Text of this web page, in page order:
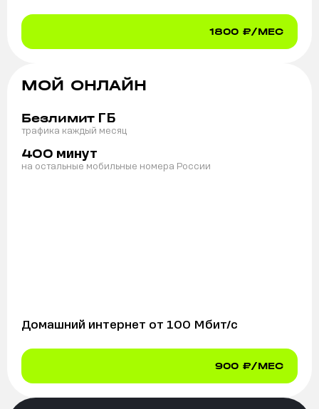
1800 ₽/МЕС
МОЙ ОНЛАЙН
Безлимит ГБ
трафика каждый месяц
400 минут
на остальные мобильные номера России
Домашний интернет от 100 Мбит/с
900 ₽/МЕС